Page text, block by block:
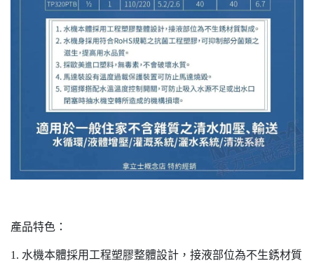
產品特色：
1. 水機本體採用工程塑膠整體設計，接液部位為不生銹材質